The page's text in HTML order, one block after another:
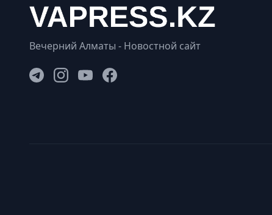
Вечерний Алматы - Новостной сайт